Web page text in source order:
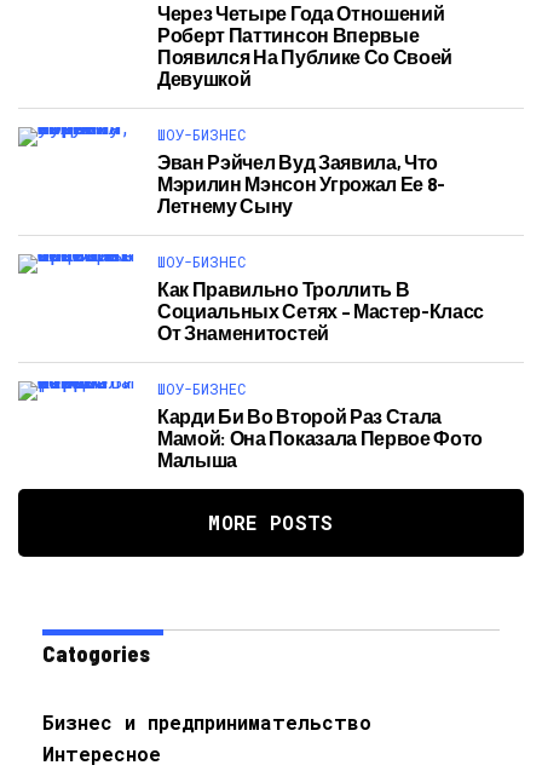
Через Четыре Года Отношений
Роберт Паттинсон Впервые
Появился На Публике Со Своей
Девушкой
ШОУ-БИЗНЕС
Эван Рэйчел Вуд Заявила, Что
Мэрилин Мэнсон Угрожал Ее 8-
Летнему Сыну
ШОУ-БИЗНЕС
Как Правильно Троллить В
Социальных Сетях – Мастер-Класс
От Знаменитостей
ШОУ-БИЗНЕС
Карди Би Во Второй Раз Стала
Мамой: Она Показала Первое Фото
Малыша
MORE POSTS
Catogories
Бизнес и предпринимательство
Интересное